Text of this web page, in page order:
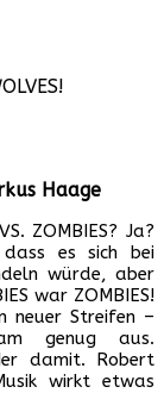
Haage
ZOMBIES? Ja?
es sich bei
würde, aber
war ZOMBIES!
neuer Streifen –
genug aus.
damit. Robert
wirkt etwas